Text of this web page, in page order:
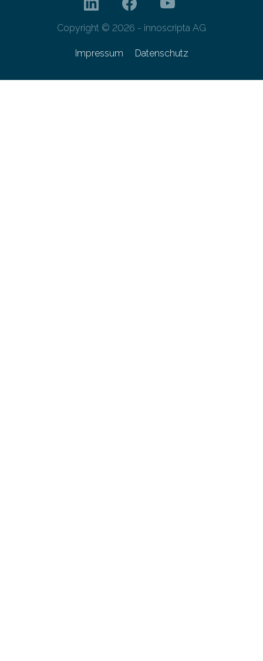
Copyright © 2026 - innoscripta AG
Impressum Datenschutz